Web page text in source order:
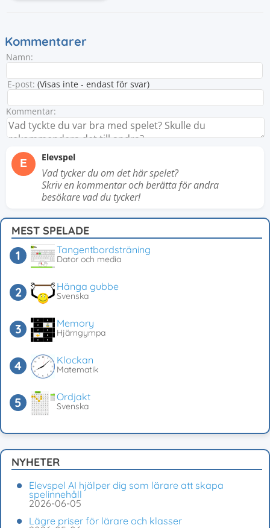
Kommentarer
Namn:
E-post: (Visas inte - endast för svar)
Kommentar:
E Elevspel
Vad tycker du om det här spelet?
Skriv en kommentar och berätta för andra
besökare vad du tycker!
MEST SPELADE
Tangentbordsträning
Dator och media
Hänga gubbe
Svenska
Memory
Hjärngympa
Klockan
Matematik
Ordjakt
Svenska
NYHETER
Elevspel AI hjälper dig som lärare att skapa
spelinnehåll
2026-06-05
Lägre priser för lärare och klasser